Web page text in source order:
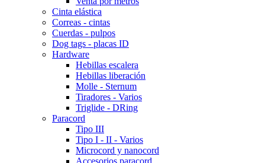
Cinta elástica
Correas - cintas
Cuerdas - pulpos
Dog tags - placas ID
Hardware
Hebillas escalera
Hebillas liberación
Molle - Sternum
Tiradores - Varios
Triglide - DRing
Paracord
Tipo III
Tipo I - II - Varios
Microcord y nanocord
Accesorios paracord